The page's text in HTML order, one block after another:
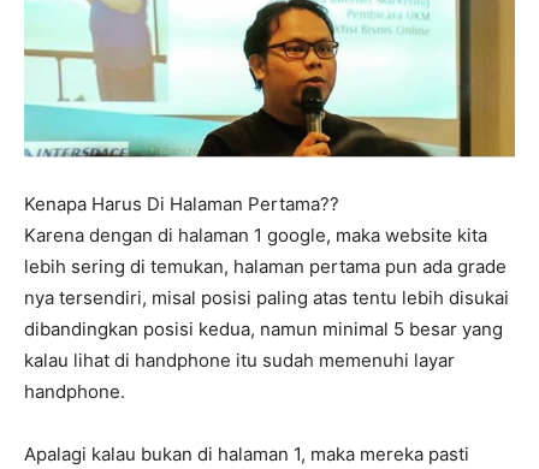
Kenapa Harus Di Halaman Pertama??
Karena dengan di halaman 1 google, maka website kita
lebih sering di temukan, halaman pertama pun ada grade
nya tersendiri, misal posisi paling atas tentu lebih disukai
dibandingkan posisi kedua, namun minimal 5 besar yang
kalau lihat di handphone itu sudah memenuhi layar
handphone.
Apalagi kalau bukan di halaman 1, maka mereka pasti